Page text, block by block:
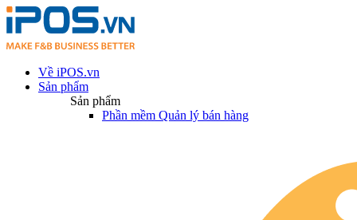
Về iPOS.vn
Sản phẩm
Sản phẩm
Phần mềm Quản lý bán hàng